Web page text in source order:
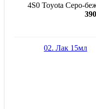
4S0 Toyota Серо-
02. Лак 15мл